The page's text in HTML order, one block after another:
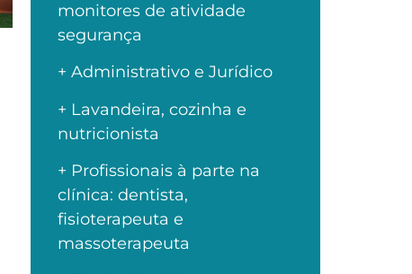
monitores de atividade
segurança
+ Administrativo e Jurídico
+ Lavandeira, cozinha e
nutricionista
+ Profissionais à parte na
clínica: dentista,
fisioterapeuta e
massoterapeuta